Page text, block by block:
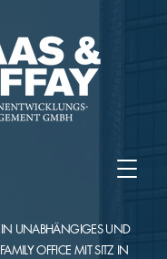
UNABHÄNGIGES UND
OFFICE MIT SITZ IN